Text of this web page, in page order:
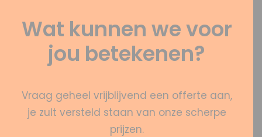
Wat kunnen we voor
jou betekenen?
Vraag geheel vrijblijvend een offerte aan,
je zult versteld staan van onze scherpe
prijzen.